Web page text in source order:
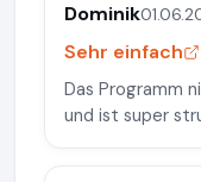
Dominik
Sehr einfach
Das Programm
und ist super